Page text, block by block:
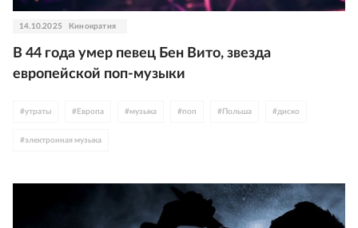
14.10.2025 Кинократия
В 44 года умер певец Бен Вито, звезда
европейской поп-музыки
#утраты # Европа #музыка #поп # Польша # диско
#электронная музыка